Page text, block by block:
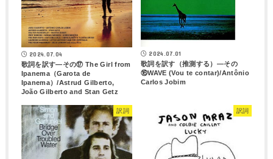
2024.07.04
歌詞を訳す―その⑰ The Girl from
Ipanema（Garota de
Ipanema）/Astrud Gilberto,
João Gilberto and Stan Getz
2024.07.01
歌詞を訳す（推測する）―その
⑯WAVE (Vou te contar)/Antônio
Carlos Jobim
訳詞 訳詞